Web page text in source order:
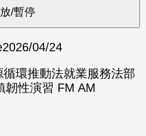
2026/04/24
環推動法就業服務法部
韌性演習 FM AM